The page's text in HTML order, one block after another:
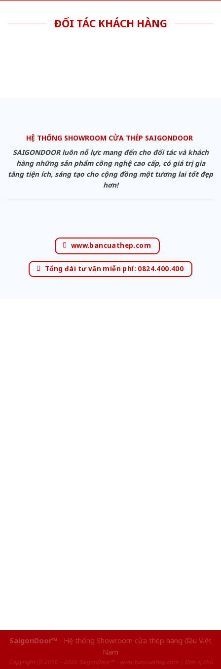
ĐỐI TÁC KHÁCH HÀNG
HỆ THỐNG SHOWROOM CỬA THÉP SAIGONDOOR
SAIGONDOOR luôn nỗ lực mang đến cho đối tác và khách
hàng những sản phẩm công nghệ cao cấp, có giá trị gia
tăng tiện ích, sáng tạo cho cộng đồng một tương lai tốt đẹp
hơn!
www.bancuathep.com
Tổng đài tư vấn miễn phí: 0824.400.400
SaigonDoor™ - Hệ thống Showroom cửa thép hàng đầu Việt
Nam
Copyright ⓒ 2016 – 2026 SaigonDoor™ - www.bancuathep.com | Đơn vị chủ